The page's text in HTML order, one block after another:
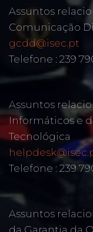
Assuntos
Comunicação
gcdd@isec.pt
Telefone : 239
Assuntos
Informáticos e
Tecnológica
Telefone : 239
Assuntos
da Garantia da